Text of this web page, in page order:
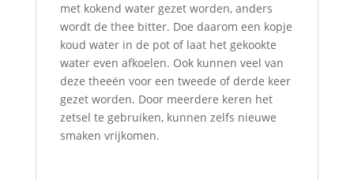
met kokend water gezet worden, anders
wordt de thee bitter. Doe daarom een kopje
koud water in de pot of laat het gekookte
water even afkoelen. Ook kunnen veel van
deze theeën voor een tweede of derde keer
gezet worden. Door meerdere keren het
zetsel te gebruiken, kunnen zelfs nieuwe
smaken vrijkomen.